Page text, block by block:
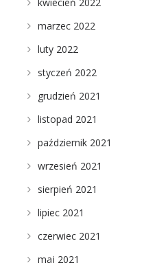
marzec 2022
luty 2022
styczeń 2022
grudzień 2021
listopad 2021
październik 2021
wrzesień 2021
sierpień 2021
lipiec 2021
czerwiec 2021
maj 2021